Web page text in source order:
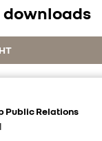
downloads
Public Relations